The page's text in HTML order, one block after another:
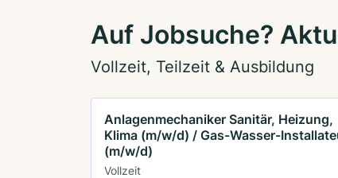
Auf Jobsuche?
Vollzeit, Teilzeit & Ausbildung
Anlagenmechaniker Sanitär, Heizung,
Klima (m/w/d) / Gas-Wasser-
(m/w/d)
Vollzeit